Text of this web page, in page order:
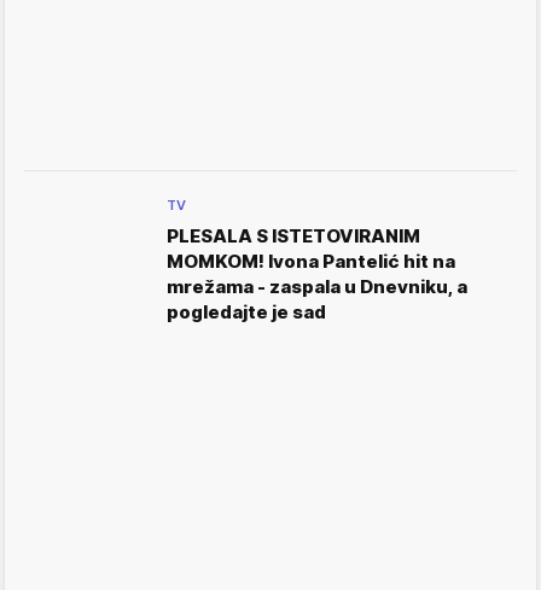
TV
PLESALA S ISTETOVIRANIM
MOMKOM! Ivona Pantelić hit na
mrežama - zaspala u Dnevniku, a
pogledajte je sad